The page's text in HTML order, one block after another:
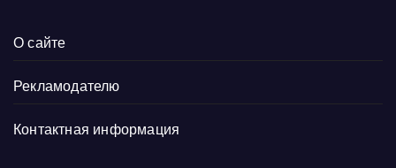
О сайте
Рекламодателю
Контактная информация